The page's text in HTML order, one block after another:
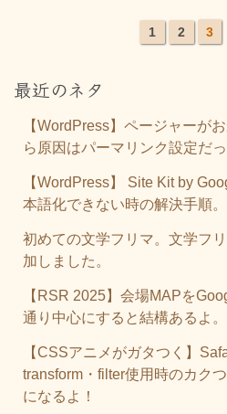
1 2 3
最近のネタ
【WordPress】ページャーが
ら原因はパーマリンク設定だ
【WordPress】 Site Kit by
本語化できない時の解決手順
初めての文学フリマ。文学フ
加しました。
【RSR 2025】会場MAPを
通り中心にすると結構あるよ。
【CSSアニメがガタつく】
transform・filter使用時のカク
になるよ！